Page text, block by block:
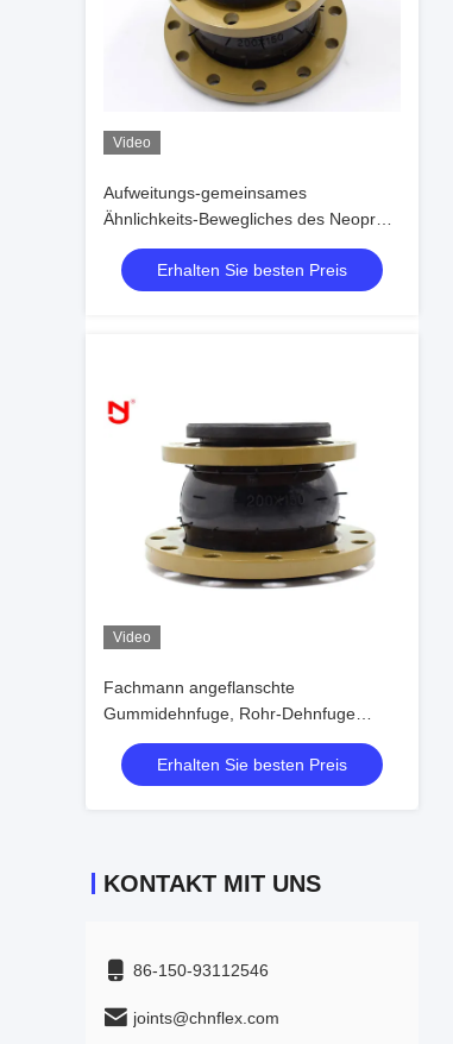
Video
Aufweitungs-gemeinsames
Ähnlichkeits-Bewegliches des Neopren-
PN16, das niedrigen Körperschall
versiegeltErhalten Sie besten Preis
Video
Fachmann angeflanschte
Gummidehnfuge, Rohr-Dehnfuge
DN50-DN1200
Erhalten Sie besten Preis
KONTAKT MIT UNS
86-150-93112546
joints@chnflex.com